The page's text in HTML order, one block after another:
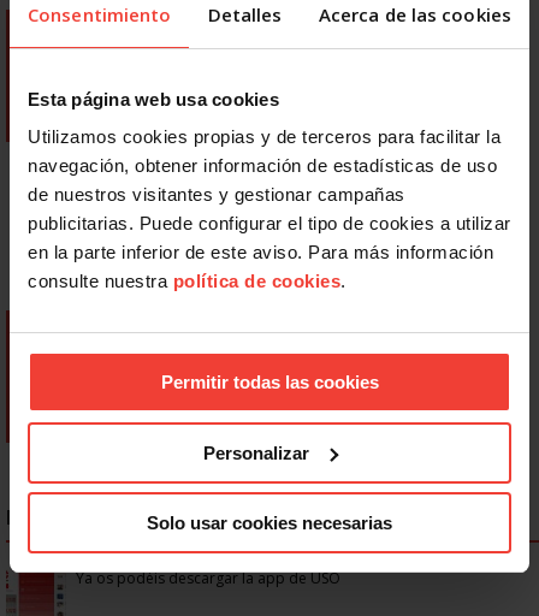
Consentimiento Detalles Acerca de las cookies
Esta página web usa cookies
Utilizamos cookies propias y de terceros para facilitar la
navegación, obtener información de estadísticas de uso
de nuestros visitantes y gestionar campañas
publicitarias. Puede configurar el tipo de cookies a utilizar
en la parte inferior de este aviso. Para más información
consulte nuestra política de cookies.
Permitir todas las cookies
Personalizar
Solo usar cookies necesarias
NOTICIAS MÁS LEÍDAS
Ya os podéis descargar la app de USO